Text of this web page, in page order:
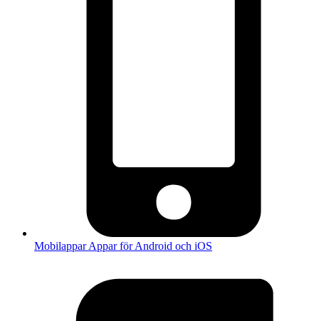
MobilapparAppar för Android och iOS